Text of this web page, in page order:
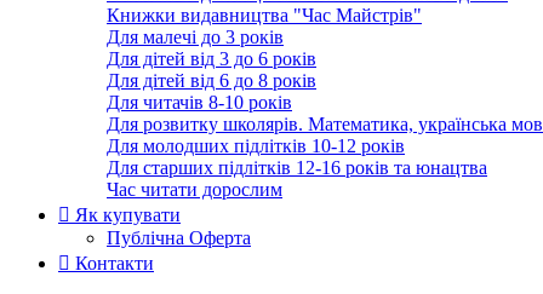
Книжки видавництва "Час Майстрів"
Для малечі до 3 років
Для дітей від 3 до 6 років
Для дітей від 6 до 8 років
Для читачів 8-10 років
Для розвитку школярів. Математика, українська
Для молодших підлітків 10-12 років
Для старших підлітків 12-16 років та юнацтва
Час читати дорослим
Як купувати
Публічна Оферта
Контакти